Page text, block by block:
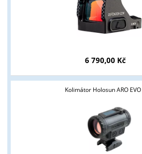
6 790,00 Kč
Kolimátor Holosun ARO EVO